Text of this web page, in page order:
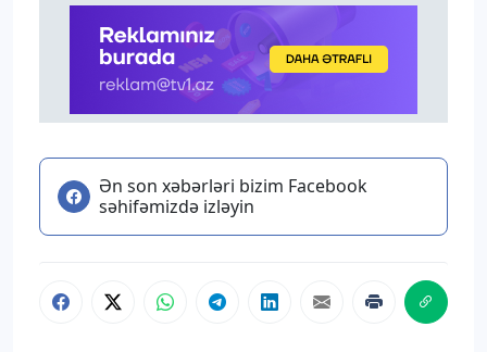
Ən son xəbərləri bizim Facebook
səhifəmizdə izləyin